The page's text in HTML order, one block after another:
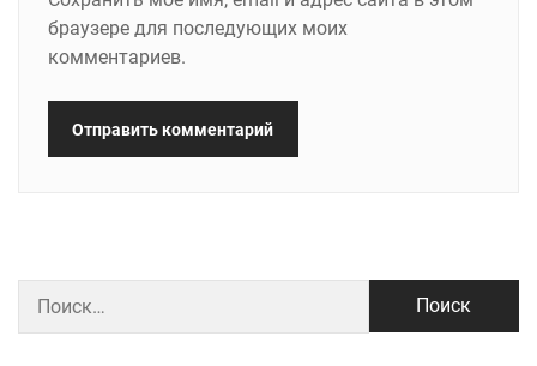
браузере для последующих моих
комментариев.